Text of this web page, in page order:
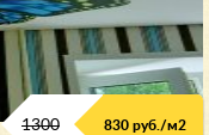
1300 830 руб./м2